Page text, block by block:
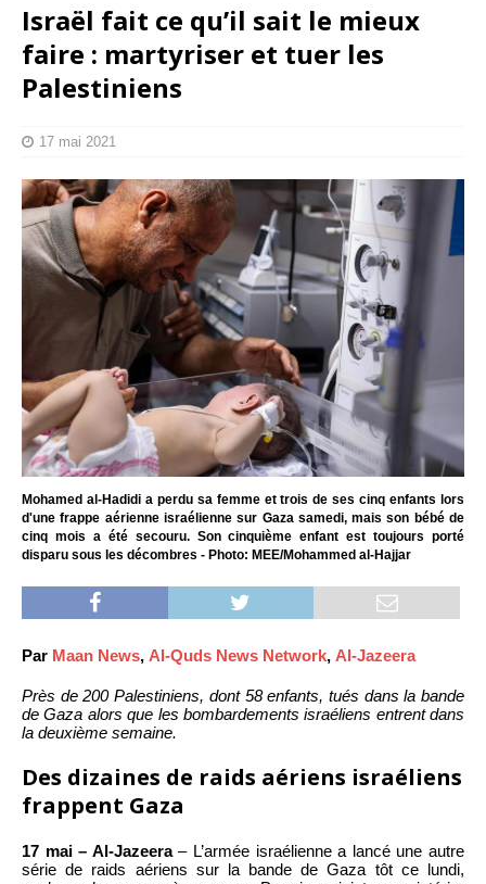
Israël fait ce qu’il sait le mieux
faire : martyriser et tuer les
Palestiniens
17 mai 2021
Mohamed al-Hadidi a perdu sa femme et trois de ses cinq enfants lors
d'une frappe aérienne israélienne sur Gaza samedi, mais son bébé de
cinq mois a été secouru. Son cinquième enfant est toujours porté
disparu sous les décombres - Photo: MEE/Mohammed al-Hajjar
Par Maan News, Al-Quds News Network, Al-Jazeera
Près de 200 Palestiniens, dont 58 enfants, tués dans la bande
de Gaza alors que les bombardements israéliens entrent dans
la deuxième semaine.
Des dizaines de raids aériens israéliens
frappent Gaza
17 mai – Al-Jazeera– L’armée israélienne a lancé une autre
série de raids aériens sur la bande de Gaza tôt ce lundi,